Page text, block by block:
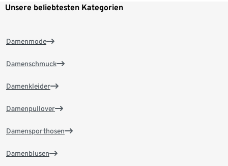
Unsere beliebtesten Kategorien
Damenmode
Damenschmuck
Damenkleider
Damenpullover
Damensporthosen
Damenblusen